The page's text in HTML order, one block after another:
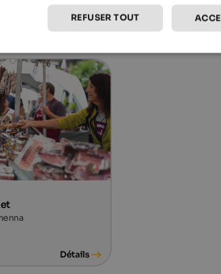
an der Weinstraße
Détails
REFUSER TOUT